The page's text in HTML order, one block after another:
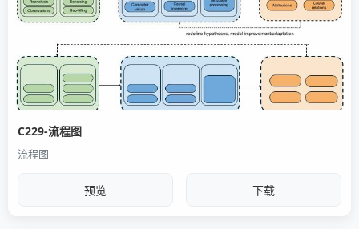
C229-流程图
流程图
预览 下载